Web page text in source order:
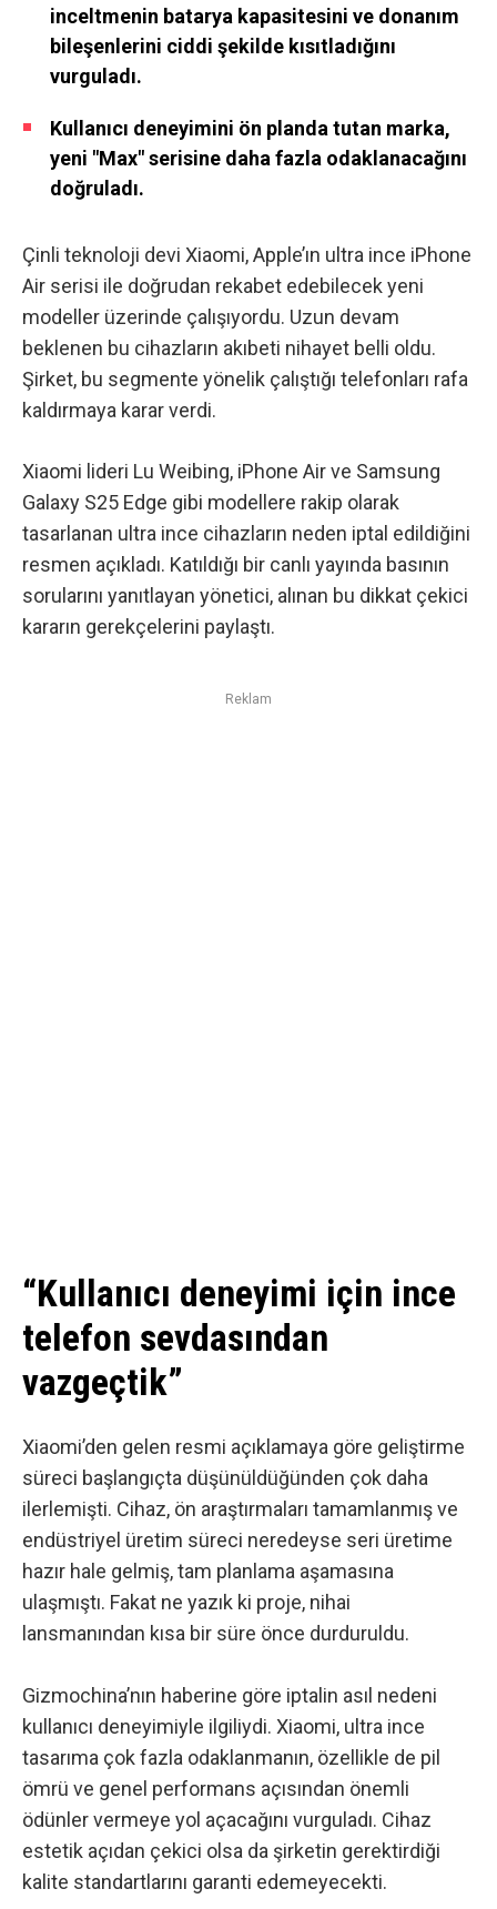
inceltmenin batarya kapasitesini ve donanım
bileşenlerini ciddi şekilde kısıtladığını
vurguladı.
Kullanıcı deneyimini ön planda tutan marka,
yeni "Max" serisine daha fazla odaklanacağını
doğruladı.
Çinli teknoloji devi Xiaomi,Apple’ın ultra ince iPhone
Air serisi ile doğrudan rekabet edebilecek yeni
modeller üzerinde çalışıyordu. Uzun devam
beklenen bu cihazların akıbeti nihayet belli oldu.
Şirket, bu segmente yönelik çalıştığı telefonları rafa
kaldırmaya karar verdi.
Xiaomi lideri Lu Weibing, iPhone Air ve Samsung
Galaxy S25 Edge gibi modellere rakip olarak
tasarlanan ultra ince cihazların neden iptal edildiğini
resmen açıkladı. Katıldığı bir canlı yayında basının
sorularını yanıtlayan yönetici, alınan bu dikkat çekici
kararın gerekçelerini paylaştı.
Reklam
“Kullanıcı deneyimi için ince
telefon sevdasından
vazgeçtik”
Xiaomi’den gelen resmi açıklamaya göre geliştirme
süreci başlangıçta düşünüldüğünden çok daha
ilerlemişti. Cihaz, ön araştırmaları tamamlanmış ve
endüstriyel üretim süreci neredeyse seri üretime
hazır hale gelmiş, tam planlama aşamasına
ulaşmıştı. Fakat ne yazık ki proje, nihai
lansmanından kısa bir süre önce durduruldu.
Gizmochina’nın haberine göre iptalin asıl nedeni
kullanıcı deneyimiyle ilgiliydi. Xiaomi, ultra ince
tasarıma çok fazla odaklanmanın, özellikle de pil
ömrü ve genel performans açısından önemli
ödünler vermeye yol açacağını vurguladı. Cihaz
estetik açıdan çekici olsa da şirketin gerektirdiği
kalite standartlarını garanti edemeyecekti.